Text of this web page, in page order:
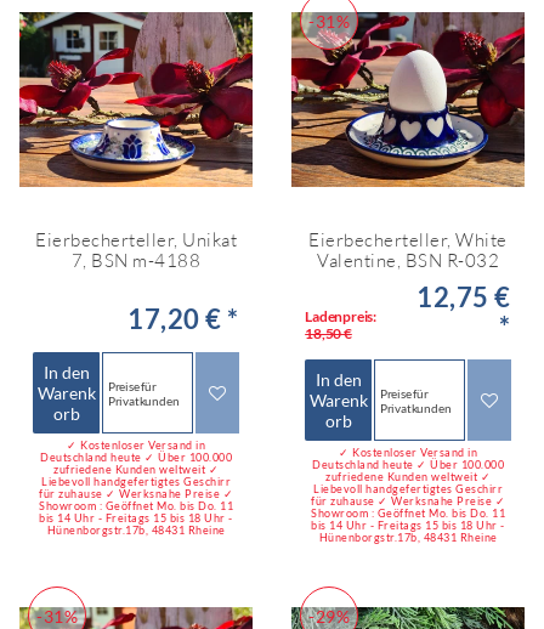
Eierbecherteller, Unikat
7, BSN m-4188
17,20 € *
In den
Warenk
orb
Preise für
Privatkunden
✓ Kostenloser Versand in
Deutschland heute ✓ Über 100.000
zufriedene Kunden weltweit ✓
Liebevoll handgefertigtes Geschirr
für zuhause ✓ Werksnahe Preise ✓
Showroom : Geöffnet Mo. bis Do. 11
bis 14 Uhr - Freitags 15 bis 18 Uhr -
Hünenborgstr.17b, 48431 Rheine
-31%
Eierbecherteller, White
Valentine, BSN R-032
Ladenpreis:
18,50 €
12,75 €
*
In den
Warenk
orb
Preise für
Privatkunden
✓ Kostenloser Versand in
Deutschland heute ✓ Über 100.000
zufriedene Kunden weltweit ✓
Liebevoll handgefertigtes Geschirr
für zuhause ✓ Werksnahe Preise ✓
Showroom : Geöffnet Mo. bis Do. 11
bis 14 Uhr - Freitags 15 bis 18 Uhr -
Hünenborgstr.17b, 48431 Rheine
-31% -29%